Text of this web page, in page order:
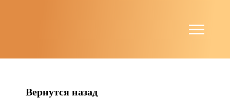
Вернутся назад